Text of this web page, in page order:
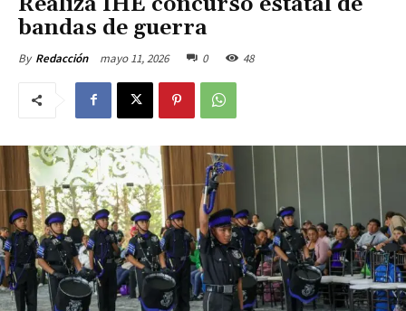
bandas de guerra
By Redacción mayo 11, 2026 0 48